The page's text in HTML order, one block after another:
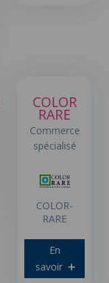
COLOR
RARE
Commerce
spécialisé
COLOR-
RARE
En
savoir